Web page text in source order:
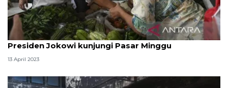
Presiden Jokowi kunjungi Pasar Minggu
13 April 2023